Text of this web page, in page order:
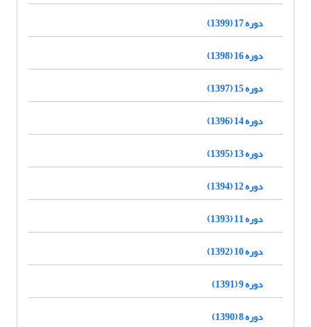
دوره 17 (1399)
دوره 16 (1398)
دوره 15 (1397)
دوره 14 (1396)
دوره 13 (1395)
دوره 12 (1394)
دوره 11 (1393)
دوره 10 (1392)
دوره 9 (1391)
دوره 8 (1390)